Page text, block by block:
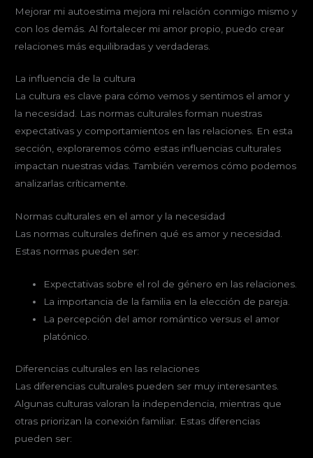
Mejorar mi autoestima mejora mi relación conmigo mismo y
con los demás. Al fortalecer mi amor propio, puedo crear
relaciones más equilibradas y verdaderas.
La influencia de la cultura
La cultura es clave para cómo vemos y sentimos el amor y
la necesidad. Las normas culturales forman nuestras
expectativas y comportamientos en las relaciones. En esta
sección, exploraremos cómo estas influencias culturales
impactan nuestras vidas. También veremos cómo podemos
analizarlas críticamente.
Normas culturales en el amor y la necesidad
Las normas culturales definen qué es amor y necesidad.
Estas normas pueden ser:
Expectativas sobre el rol de género en las relaciones.
La importancia de la familia en la elección de pareja.
La percepción del amor romántico versus el amor
platónico.
Diferencias culturales en las relaciones
Las diferencias culturales pueden ser muy interesantes.
Algunas culturas valoran la independencia, mientras que
otras priorizan la conexión familiar. Estas diferencias
pueden ser: